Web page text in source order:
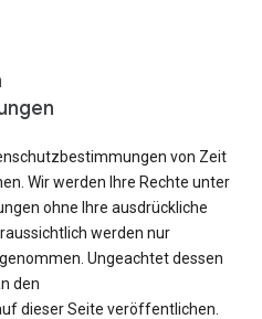
von Zeit
Wir werden Ihre Rechte unter
ohne Ihre ausdrückliche
werden nur
Ungeachtet dessen
den
dieser Seite veröffentlichen.